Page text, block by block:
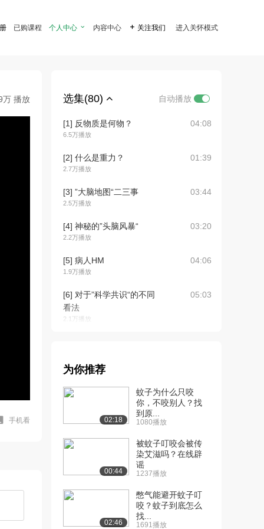
已购课程 个人中心  内容中心  关注我们 进入关怀模式
万 播放
手机看
选集(80) 自动播放
[1] 反物质是何物？
6.5万播放
04:08
[2] 什么是重力？
2.7万播放
01:39
[3] ”大脑地图“二三事
2.5万播放
03:44
[4] 神秘的”头脑风暴“
2.2万播放
03:20
[5] 病人HM
1.9万播放
04:06
[6] 对于”科学共识“的不同
看法
2.1万播放
05:03
[8] 未来建筑的对称性
1.9万播放
[9] ”死星“真的具有巨大破
坏力吗？
[10] 怎样吹出优美的乐声 02:04
[11] 电脑的创造力：人工
01:09
为你推荐
02:18
蚊子为什么只咬
你，不咬别人？找
到原...
1080播放
00:44
被蚊子叮咬会被传
染艾滋吗？在线辟
谣
1237播放
02:46
憋气能避开蚊子叮
咬？蚊子到底怎么
找...
1691播放